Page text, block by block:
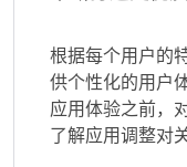
根据每个用户的
供个性化的用户
应用体验之前，